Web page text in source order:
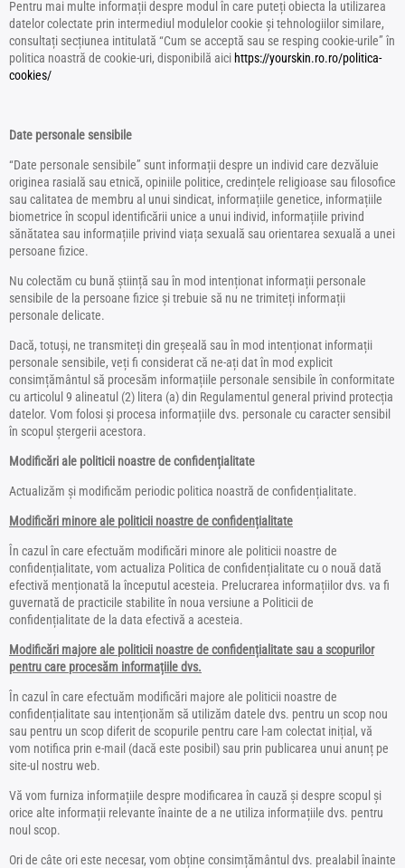
Pentru mai multe informații despre modul în care puteți obiecta la utilizarea
datelor colectate prin intermediul modulelor cookie și tehnologiilor similare,
consultați secțiunea intitulată “Cum se acceptă sau se resping cookie-urile” în
politica noastră de cookie-uri, disponibilă aici https://yourskin.ro.ro/politica-
cookies/
Date personale sensibile
“Date personale sensibile” sunt informații despre un individ care dezvăluie
originea rasială sau etnică, opiniile politice, credințele religioase sau filosofice
sau calitatea de membru al unui sindicat, informațiile genetice, informațiile
biometrice în scopul identificării unice a unui individ, informațiile privind
sănătatea sau informațiile privind viața sexuală sau orientarea sexuală a unei
persoane fizice.
Nu colectăm cu bună știință sau în mod intenționat informații personale
sensibile de la persoane fizice și trebuie să nu ne trimiteți informații
personale delicate.
Dacă, totuși, ne transmiteți din greșeală sau în mod intenționat informații
personale sensibile, veți fi considerat că ne-ați dat în mod explicit
consimțământul să procesăm informațiile personale sensibile în conformitate
cu articolul 9 alineatul (2) litera (a) din Regulamentul general privind protecția
datelor. Vom folosi și procesa informațiile dvs. personale cu caracter sensibil
în scopul ștergerii acestora.
Modificări ale politicii noastre de confidențialitate
Actualizăm și modificăm periodic politica noastră de confidențialitate.
Modificări minore ale politicii noastre de confidențialitate
În cazul în care efectuăm modificări minore ale politicii noastre de
confidențialitate, vom actualiza Politica de confidențialitate cu o nouă dată
efectivă menționată la începutul acesteia. Prelucrarea informațiilor dvs. va fi
guvernată de practicile stabilite în noua versiune a Politicii de
confidențialitate de la data efectivă a acesteia.
Modificări majore ale politicii noastre de confidențialitate sau a scopurilor
pentru care procesăm informațiile dvs.
În cazul în care efectuăm modificări majore ale politicii noastre de
confidențialitate sau intenționăm să utilizăm datele dvs. pentru un scop nou
sau pentru un scop diferit de scopurile pentru care l-am colectat inițial, vă
vom notifica prin e-mail (dacă este posibil) sau prin publicarea unui anunț pe
site-ul nostru web.
Vă vom furniza informațiile despre modificarea în cauză și despre scopul și
orice alte informații relevante înainte de a ne utiliza informațiile dvs. pentru
noul scop.
Ori de câte ori este necesar, vom obține consimțământul dvs. prealabil înainte